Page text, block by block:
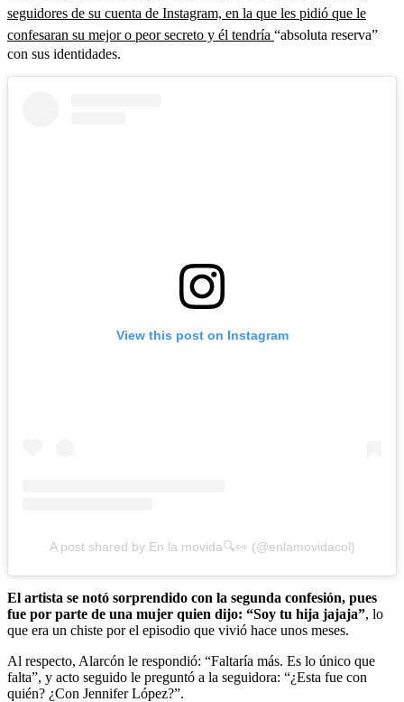
seguidores de su cuenta de Instagram, en la que les pidió que le
confesaran su mejor o peor secreto y él tendría “absoluta reserva”
con sus identidades.
View this post on Instagram
A post shared by En la movida🔍👀 (@enlamovidacol)
El artista se notó sorprendido con la segunda confesión, pues
fue por parte de una mujer quien dijo: “Soy tu hija jajaja”, lo
que era un chiste por el episodio que vivió hace unos meses.
Al respecto, Alarcón le respondió: “Faltaría más. Es lo único que
falta”, y acto seguido le preguntó a la seguidora: “¿Esta fue con
quién? ¿Con Jennifer López?”.